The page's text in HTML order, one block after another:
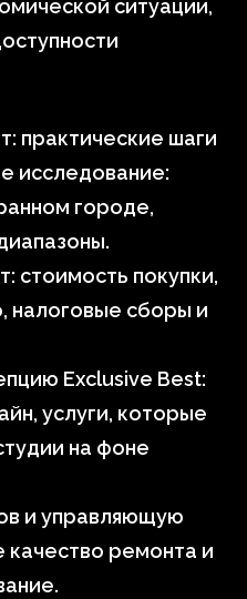
ситуации,
практические шаги
исследование:
городе,
покупки,
налоговые сборы и
Exclusive Best:
услуги, которые
на фоне
и управляющую
ремонта и